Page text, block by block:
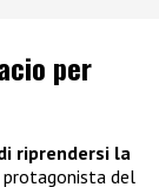
per
riprendersi la
protagonista del